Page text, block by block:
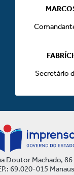
Secretário
Doutor Machado, 86
69.020-015